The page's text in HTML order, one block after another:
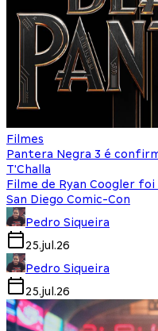
Filmes
Pantera Negra 3 é
T'Challa
Filme de Ryan Coogler foi
San Diego Comic-Con
Pedro Siqueira
25.jul.26
Pedro Siqueira
25.jul.26